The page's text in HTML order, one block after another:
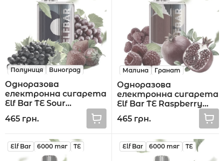
Полуниця Виноград
Одноразова
електронна сигарета
Elf Bar TE Sour
Strawberry Grape 6000
тяг
465 грн.
Малина Гранат
Одноразова
електронна сигарета
Elf Bar TE Raspberry
Pomegranate 6000 тяг
465 грн.
Elf Bar 6000 тяг TE Elf Bar 6000 тяг TE